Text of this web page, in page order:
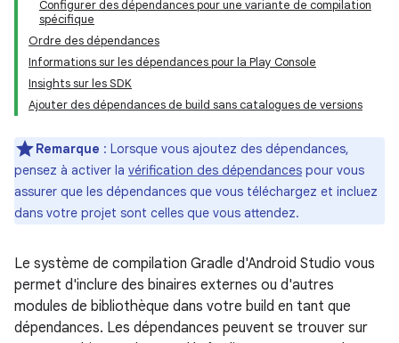
Configurer des dépendances pour une variante de compilation
spécifique
Ordre des dépendances
Informations sur les dépendances pour la Play Console
Insights sur les SDK
Ajouter des dépendances de build sans catalogues de versions
Remarque : Lorsque vous ajoutez des dépendances,
pensez à activer la vérification des dépendances pour vous
assurer que les dépendances que vous téléchargez et incluez
dans votre projet sont celles que vous attendez.
Le système de compilation Gradle d'Android Studio vous
permet d'inclure des binaires externes ou d'autres
modules de bibliothèque dans votre build en tant que
dépendances. Les dépendances peuvent se trouver sur